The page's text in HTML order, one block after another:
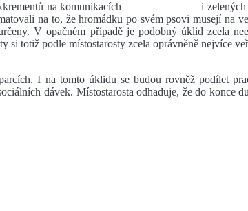
exkrementů na komunikacích i zelených
na to, že hromádku po svém psovi musejí na
V opačném případě je podobný úklid zcela
si totiž podle místostarosty zcela oprávněně nejvíce
I na tomto úklidu se budou rovněž podílet
dávek. Místostarosta odhaduje, že do konce